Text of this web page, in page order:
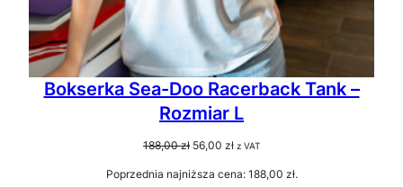
Bokserka Sea-Doo Racerback Tank –
Rozmiar L
188,00zł Pierwotna
wynosiła:
56,00 złAktualna
wynosi:
z VAT
Poprzednia najniższa cena: 188,00 zł.